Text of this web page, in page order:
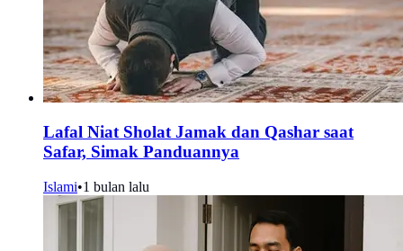
Lafal Niat Sholat Jamak dan Qashar saat
Safar, Simak Panduannya
Islami•1 bulan lalu